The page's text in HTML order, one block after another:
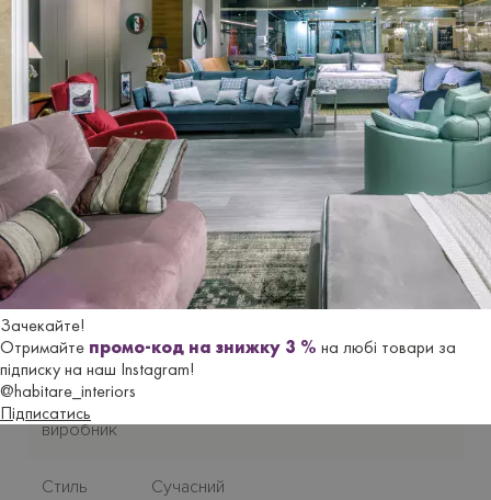
Зачекайте!
Отримайте промо-код на знижку 3 % на любі товари за
підписку на наш Instagram!
@habitare_interiors
Підписатись
Можливі розміри крісла-ліжка:
112 см | глибина 97/200 см | висота H90 см.
Виготовляється під замовлення. Термін постачання з
Італії до 2,5 місяців.
Гарантійний термін - 18 місяців.
Характеристики
Бренд LE COMFORT
Країна-
виробник
Стиль Сучасний